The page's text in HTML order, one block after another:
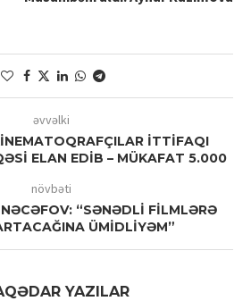
əvvəlki
İTTİFAQI
ELAN EDİB – MÜKAFAT 5.000
növbəti
NƏCƏFOV: “SƏNƏDLİ FİLMLƏRƏ
ÜMİDLİYƏM”
YAZILAR